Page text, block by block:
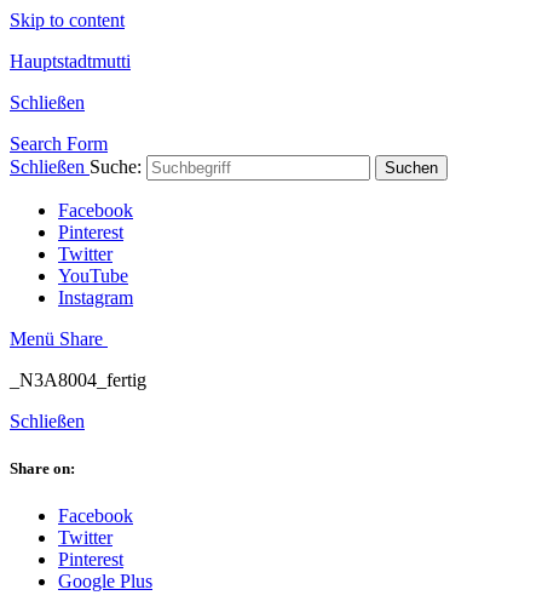
Skip to content
Hauptstadtmutti
Schließen
Search Form
Schließen Suche: Suchen
Facebook
Pinterest
Twitter
YouTube
Instagram
Menü Share
_N3A8004_fertig
Schließen
Share on:
Facebook
Twitter
Pinterest
Google Plus